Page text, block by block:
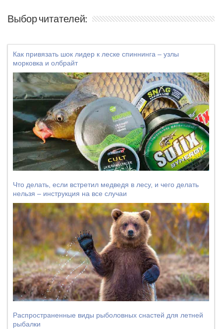
Выбор читателей:
Как привязать шок лидер к леске спиннинга – узлы
морковка и олбрайт
Что делать, если встретил медведя в лесу, и чего делать
нельзя – инструкция на все случаи
Распространенные виды рыболовных снастей для летней
рыбалки